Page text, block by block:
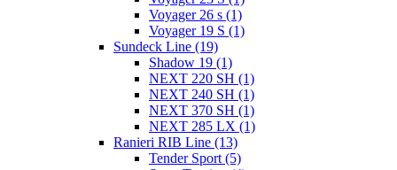
Voyager 26 s (1)
Voyager 19 S (1)
Sundeck Line (19)
Shadow 19 (1)
NEXT 220 SH (1)
NEXT 240 SH (1)
NEXT 370 SH (1)
NEXT 285 LX (1)
Ranieri RIB Line (13)
Tender Sport (5)